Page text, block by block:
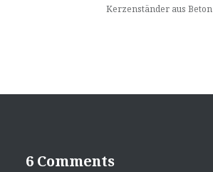
Kerzenständer aus Beton
6 Comments